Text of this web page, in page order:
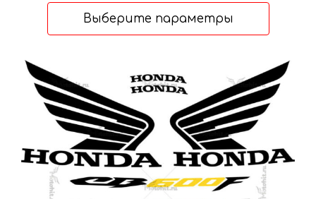
–
Выберите параметры
Этот
товар
имеет
несколько
вариаций.
Опции
можно
выбрать